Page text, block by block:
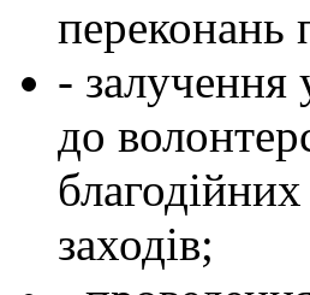
переконань
- залучення
до
заходів;